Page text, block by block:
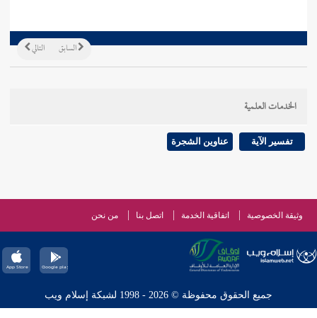
التالي السابق
الخدمات العلمية
تفسير الآية عناوين الشجرة
وثيقة الخصوصية اتفاقية الخدمة اتصل بنا من نحن
جميع الحقوق محفوظة © 2026 - 1998 لشبكة إسلام ويب